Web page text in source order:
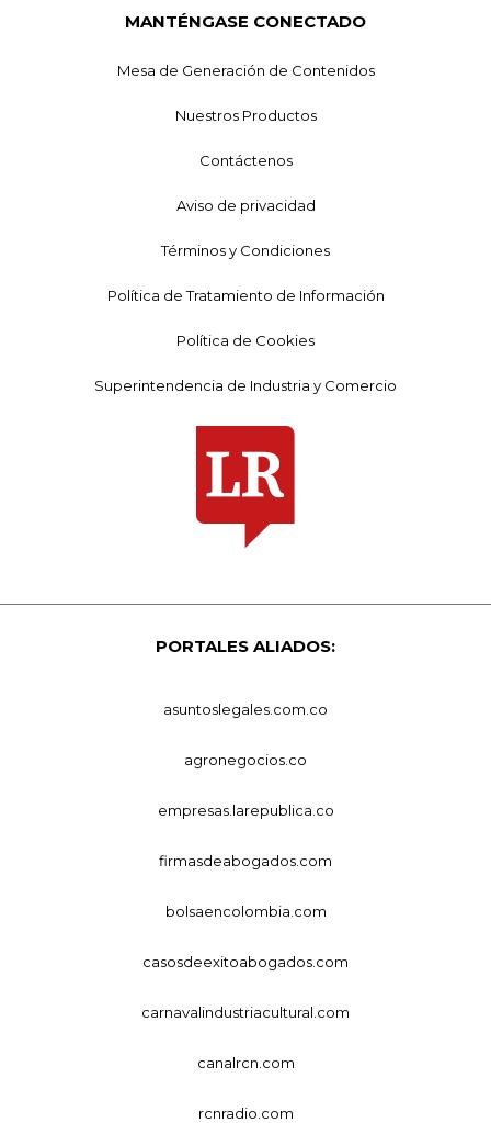
MANTÉNGASE CONECTADO
Mesa de Generación de Contenidos
Nuestros Productos
Contáctenos
Aviso de privacidad
Términos y Condiciones
Política de Tratamiento de Información
Política de Cookies
Superintendencia de Industria y Comercio
PORTALES ALIADOS:
asuntoslegales.com.co
agronegocios.co
empresas.larepublica.co
firmasdeabogados.com
bolsaencolombia.com
casosdeexitoabogados.com
carnavalindustriacultural.com
canalrcn.com
rcnradio.com